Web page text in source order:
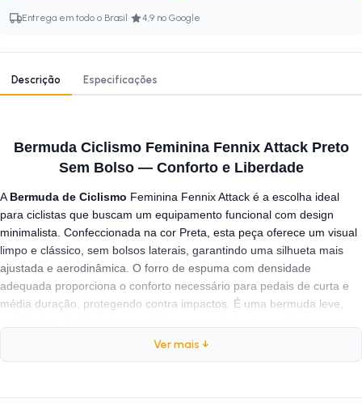
Entrega em todo o Brasil · 4,9 no Google
Descrição Especificações
Bermuda Ciclismo Feminina Fennix Attack Preto
Sem Bolso — Conforto e Liberdade
A Bermuda de Ciclismo Feminina Fennix Attack é a escolha ideal
para ciclistas que buscam um equipamento funcional com design
minimalista. Confeccionada na cor Preta, esta peça oferece um visual
limpo e clássico, sem bolsos laterais, garantindo uma silhueta mais
ajustada e aerodinâmica. O forro de espuma com densidade
adequada proporciona o conforto necessário para pedais de curta e
média duração, protegendo contra impactos. É uma bermuda leve,
Ver mais ↓